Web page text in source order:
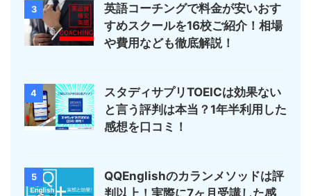
3
英語コーチングで料金が安いおす
すめスクールを16校ご紹介！相場
や費用なども徹底解説！
4
スタディサプリTOEICは効果ない
と言う評判は本当？1年半利用した
感想を口コミ！
5
QQEnglishのカランメソッドは評
判以上！実際に7ヶ月受講した感